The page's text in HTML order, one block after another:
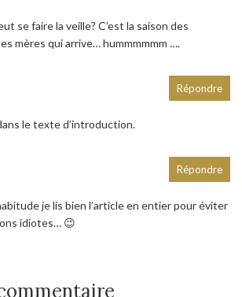
se faire la veille? C’est la saison des
mères qui arrive… hummmmmm ….
le texte d’introduction.
Répondre
je lis bien l’article en entier pour éviter
idiotes… 😉
Répondre